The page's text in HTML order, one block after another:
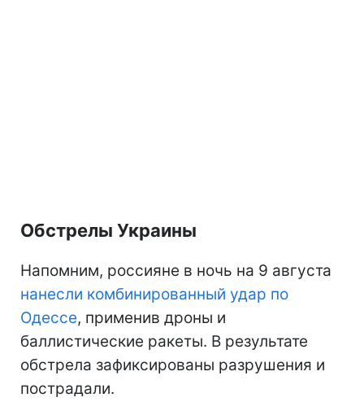
Обстрелы Украины
Напомним, россияне в ночь на 9 августа
нанесли комбинированный удар по
Одессе, применив дроны и
баллистические ракеты. В результате
обстрела зафиксированы разрушения и
пострадали.